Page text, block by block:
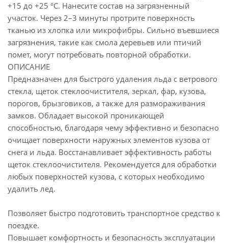
+15 до +25 °С. Нанесите состав на загрязненный
участок. Через 2–3 минуты протрите поверхность
тканью из хлопка или микрофибры. Сильно въевшиеся
загрязнения, такие как смола деревьев или птичий
помет, могут потребовать повторной обработки.
ОПИСАНИЕ
Предназначен для быстрого удаления льда с ветрового
стекла, щеток стеклоочистителя, зеркал, фар, кузова,
порогов, брызговиков, а также для размораживания
замков. Обладает высокой проникающей
способностью, благодаря чему эффективно и безопасно
очищает поверхности наружных элементов кузова от
снега и льда. Восстанавливает эффективность работы
щеток стеклоочистителя. Рекомендуется для обработки
любых поверхностей кузова, с которых необходимо
удалить лед.
Позволяет быстро подготовить транспортное средство к
поездке.
Повышает комфортность и безопасность эксплуатации